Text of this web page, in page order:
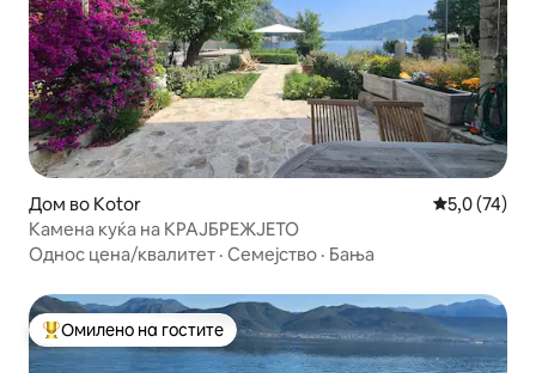
Дом во Kotor Просечна
5,0 (74)
Камена куќа на КРАЈБРЕЖЈЕТО
Однос цена/квалитет · Семејство · Бања
Меѓу најуспешните „Омилени на гостите“
Омилено на гостите